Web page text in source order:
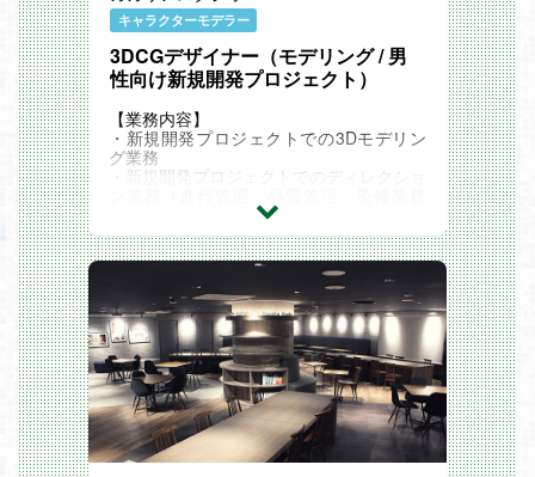
く伝達した上で、良い提案を引き出し、
施策実行の際は、常に状況を把握し、求め
る結果に導けるよう、代理店マネジメント
が求められます。
キャラクターモデラー
3DCGデザイナー（モデリング / 男
性向け新規開発プロジェクト）
【業務内容】
・新規開発プロジェクトでの3Dモデリン
グ業務
・新規開発プロジェクトでのディレクショ
Happy Elements では、現在開発中の新規
プロジェクトで活躍いただける3DCGデザ
イナーを求めています。
他のゲームにはない新しい体験を私たちと
一緒に作りませんか。
「面白いゲームを作りたい」とお考えの
方、「新しい挑戦に飛び込んでみたい」と
感じている方からのご応募をお待ちしてい
ます。
※こちらの求人は、男性向け新規開発プロ
ジェクトにおいて、実際にキャラクターモ
デル制作を行っていただきます。
関連記事